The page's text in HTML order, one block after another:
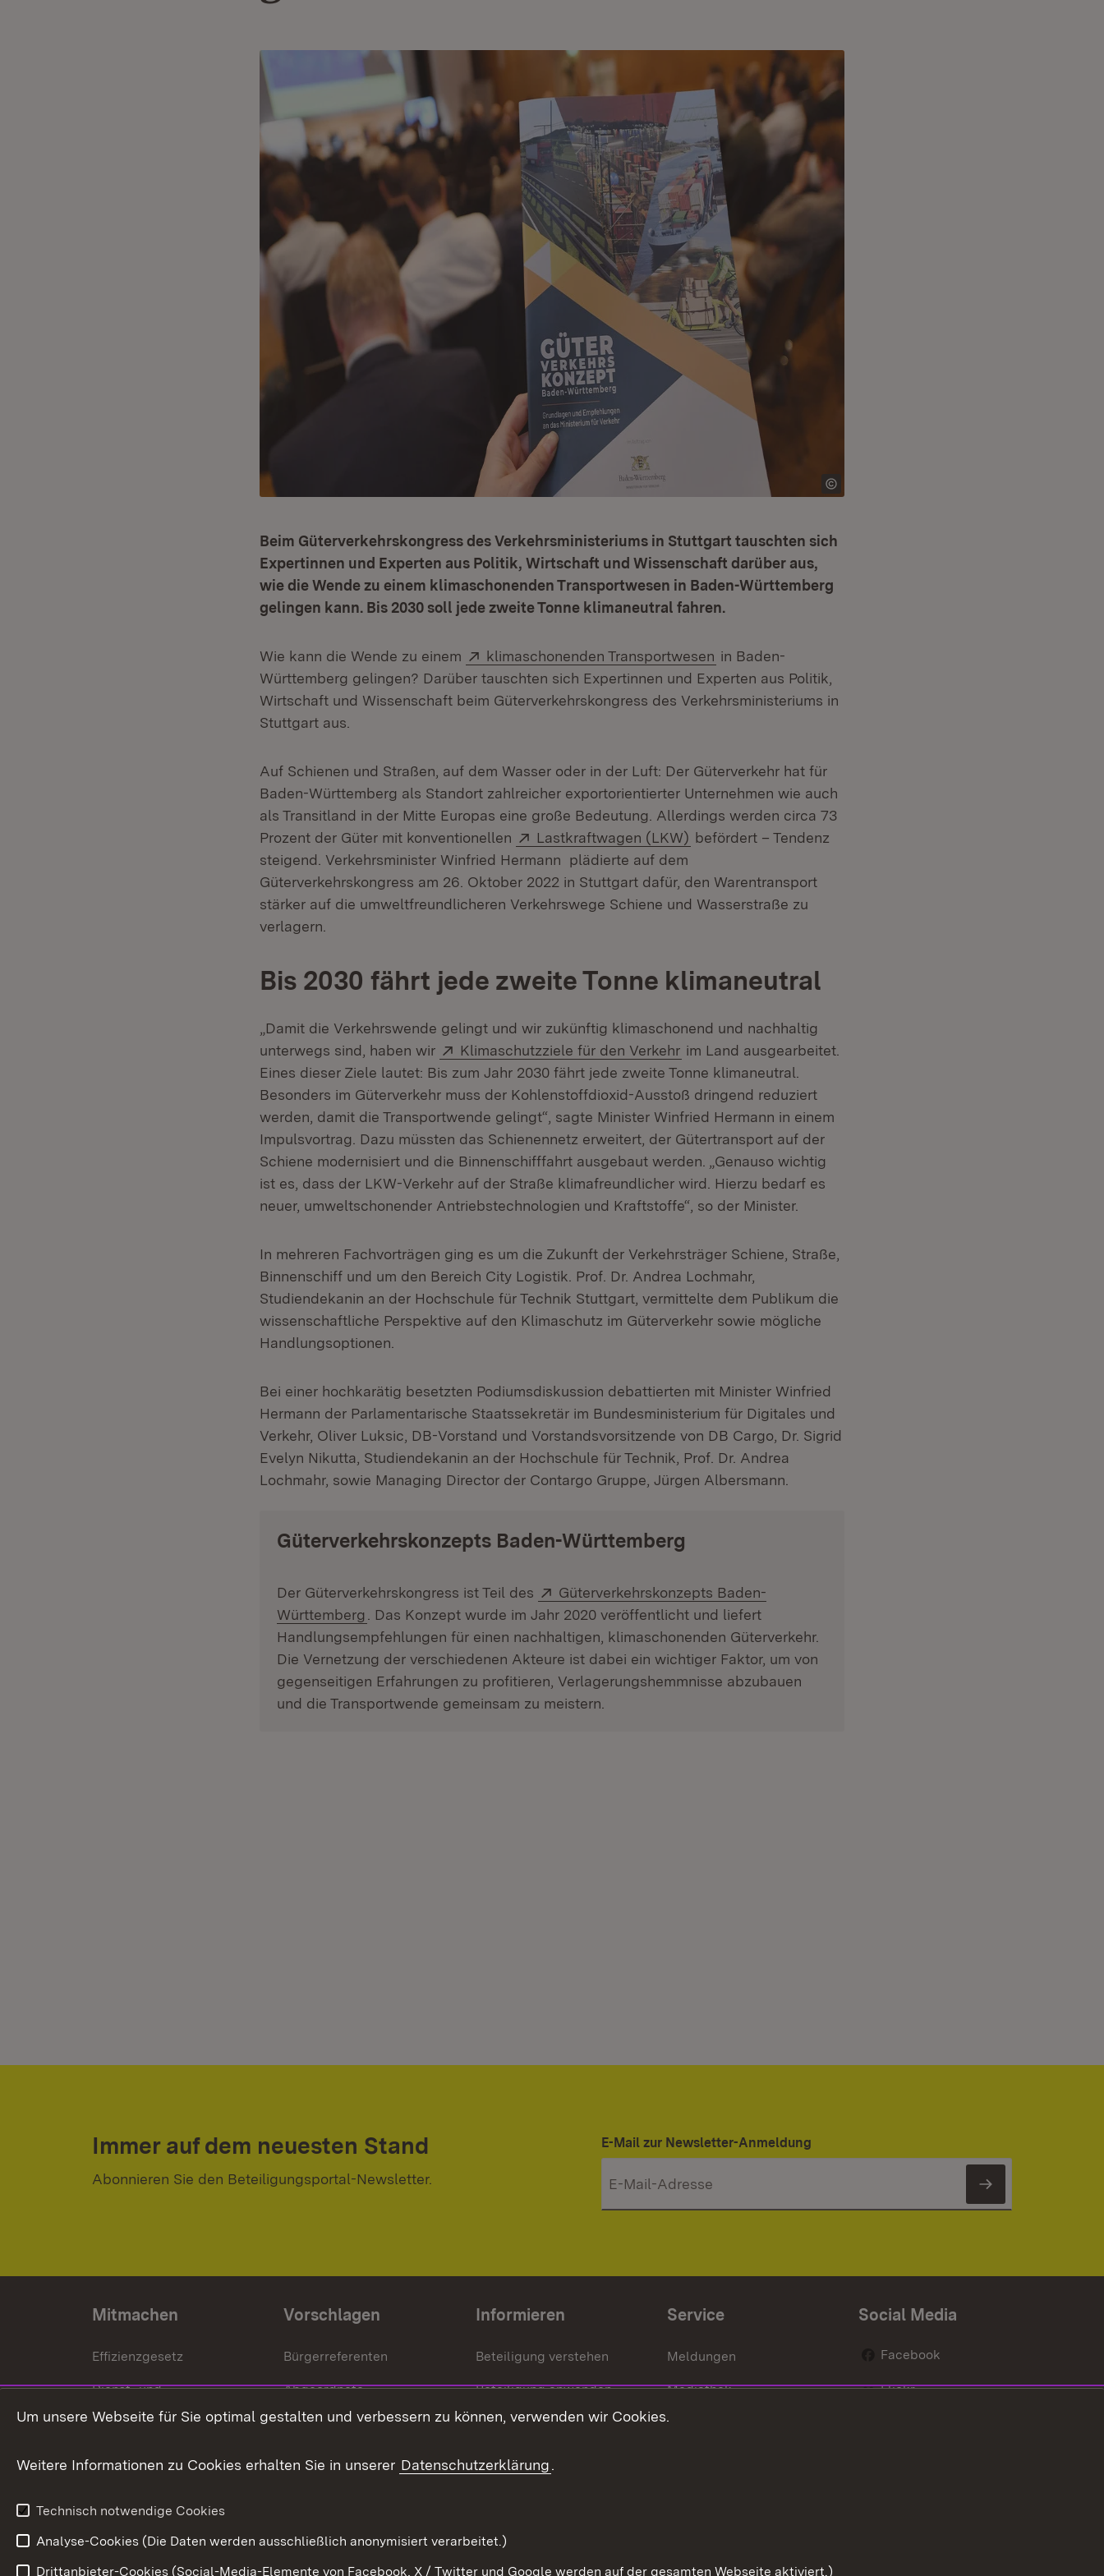
Beim Güterverkehrskongress des Verkehrsministeriums in Stuttgart tauschten sich
Expertinnen und Experten aus Politik, Wirtschaft und Wissenschaft darüber aus,
wie die Wende zu einem klimaschonenden Transportwesen in Baden-Württemberg
gelingen kann. Bis 2030 soll jede zweite Tonne klimaneutral fahren.
Wie kann die Wende zu einem Extern:
klimaschonenden Transportwesen (Öffnet in neuem Fenster)
in Baden-
Württemberg gelingen? Darüber tauschten sich Expertinnen und Experten aus Politik,
Wirtschaft und Wissenschaft beim Güterverkehrskongress des Verkehrsministeriums in
Stuttgart aus.
Auf Schienen und Straßen, auf dem Wasser oder in der Luft: Der Güterverkehr hat für
Baden-Württemberg als Standort zahlreicher exportorientierter Unternehmen wie auch
als Transitland in der Mitte Europas eine große Bedeutung. Allerdings werden circa 73
Prozent der Güter mit konventionellen
Extern:
Lastkraftwagen (LKW) (Öffnet in neuem Fenster)
befördert – Tendenz
steigend. Verkehrsminister Winfried Hermann plädierte auf dem
Güterverkehrskongress am 26. Oktober 2022 in Stuttgart dafür, den Warentransport
stärker auf die umweltfreundlicheren Verkehrswege Schiene und Wasserstraße zu
verlagern.
Bis 2030 fährt jede zweite Tonne klimaneutral
„Damit die Verkehrswende gelingt und wir zukünftig klimaschonend und nachhaltig
unterwegs sind, haben wir
Extern:
Klimaschutzziele für den Verkehr (Öffnet in neuem Fenster)
im Land ausgearbeitet.
Eines dieser Ziele lautet: Bis zum Jahr 2030 fährt jede zweite Tonne klimaneutral.
Besonders im Güterverkehr muss der Kohlenstoffdioxid-Ausstoß dringend reduziert
werden, damit die Transportwende gelingt“, sagte Minister Winfried Hermann in einem
Impulsvortrag. Dazu müssten das Schienennetz erweitert, der Gütertransport auf der
Schiene modernisiert und die Binnenschifffahrt ausgebaut werden. „Genauso wichtig
ist es, dass der LKW-Verkehr auf der Straße klimafreundlicher wird. Hierzu bedarf es
neuer, umweltschonender Antriebstechnologien und Kraftstoffe“, so der Minister.
In mehreren Fachvorträgen ging es um die Zukunft der Verkehrsträger Schiene, Straße,
Binnenschiff und um den Bereich City Logistik. Prof. Dr. Andrea Lochmahr,
Studiendekanin an der Hochschule für Technik Stuttgart, vermittelte dem Publikum die
wissenschaftliche Perspektive auf den Klimaschutz im Güterverkehr sowie mögliche
Handlungsoptionen.
Bei einer hochkarätig besetzten Podiumsdiskussion debattierten mit Minister Winfried
Hermann der Parlamentarische Staatssekretär im Bundesministerium für Digitales und
Verkehr, Oliver Luksic, DB-Vorstand und Vorstandsvorsitzende von DB Cargo, Dr. Sigrid
Evelyn Nikutta, Studiendekanin an der Hochschule für Technik, Prof. Dr. Andrea
Lochmahr, sowie Managing Director der Contargo Gruppe, Jürgen Albersmann.
Güterverkehrskonzepts Baden-Württemberg
Der Güterverkehrskongress ist Teil des Extern:
Güterverkehrskonzepts Baden-
Württemberg (Öffnet in neuem Fenster)
. Das Konzept wurde im Jahr 2020 veröffentlicht und liefert
Handlungsempfehlungen für einen nachhaltigen, klimaschonenden Güterverkehr.
Die Vernetzung der verschiedenen Akteure ist dabei ein wichtiger Faktor, um von
gegenseitigen Erfahrungen zu profitieren, Verlagerungs­hemmnisse abzubauen
und die Transportwende gemeinsam zu meistern.
Immer auf dem neuesten Stand
Abonnieren Sie den Beteiligungsportal-Newsletter.
E-Mail zur Newsletter-Anmeldung
Newsletter
Mitmachen
Effizienzgesetz
Dienst- und
Versorgungsbezüge
Weitere
Vorschlagen
Bürgerreferenten
Abgeordnete
Bürgerbeauftragte
Informieren
Beteiligung verstehen
Beteiligung anwenden
Beteiligung stärken
Service
Meldungen
Mediathek
Publikationen
Social Media
Facebook
Flickr
Um unsere Webseite für Sie optimal gestalten und verbessern zu können, verwenden wir Cookies.
Weitere Informationen zu Cookies erhalten Sie in unserer Datenschutzerklärung.
Technisch notwendige Cookies
Analyse-Cookies (Die Daten werden ausschließlich anonymisiert verarbeitet.)
Drittanbieter-Cookies (Social-Media-Elemente von Facebook, X / Twitter und Google werden auf der gesamten Webseite aktiviert.)